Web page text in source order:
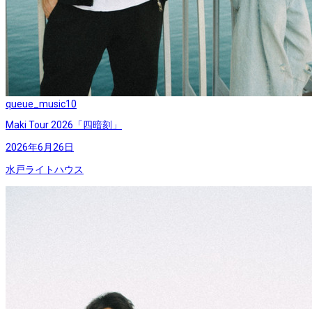
queue_music10
Maki Tour 2026「四暗刻」
2026年6月26日
水戸ライトハウス